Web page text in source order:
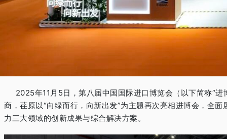
2025年11月5日，第八届中国国际进口博览会（以下简称“进
商，荏原以“向绿而行，向新出发”为主题再次亮相进博会，全
力三大领域的创新成果与综合解决方案。